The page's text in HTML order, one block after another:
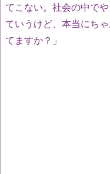
てこない。社会の中で
ていうけど、本当にち
てますか？」